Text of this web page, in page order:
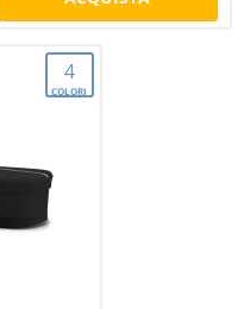
4
COLORI